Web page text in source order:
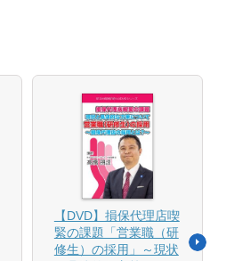
【DVD】損保代理店喫
緊の課題「営業職（研
修生）の採用」～現状